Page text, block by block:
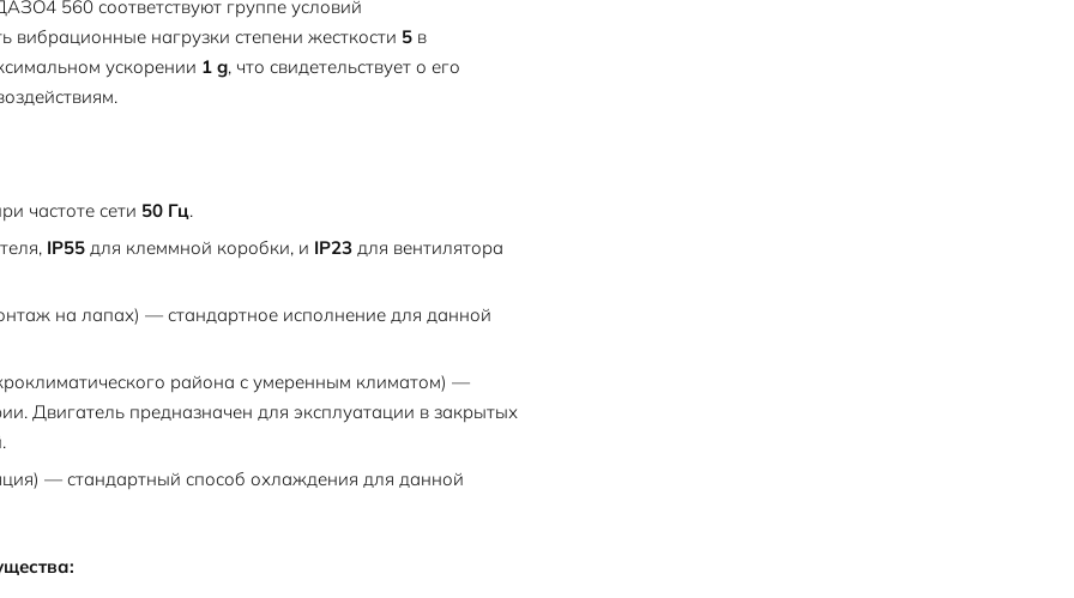
560 соответствуют группе условий
вибрационные нагрузки степени жесткости 5 в
ускорении 1 g, что свидетельствует о его
частоте сети 50 Гц.
IP55 для клеммной коробки, и IP23 для вентилятора
на лапах) — стандартное исполнение для данной
района с умеренным климатом) —
Двигатель предназначен для эксплуатации в закрытых
— стандартный способ охлаждения для данной